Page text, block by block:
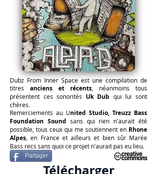
Dubz From Inner Space est une compilation de
titres anciens et récents , néanmoins tous
présentent ces sonorités Uk Dub qui lui sont
chères.
Remerciements au United Studio, Treuzz Bass
Foundation Sound sans qui rien n'aurait été
possible, tous ceux qui me soutiennent en Rhone
Alpes , en France et ailleurs et bien sûr Marée
Bass recs sans quoi ce projet n'aurait pas eu lieu.
Partager
Télécharger